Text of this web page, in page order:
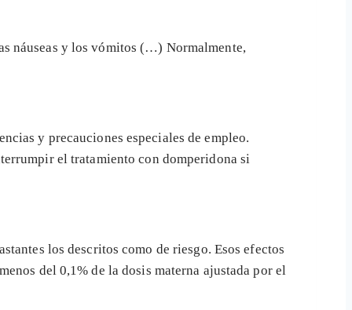
náuseas y los vómitos (…) Normalmente,
y precauciones especiales de empleo.
el tratamiento con domperidona si
los descritos como de riesgo. Esos efectos
del 0,1% de la dosis materna ajustada por el